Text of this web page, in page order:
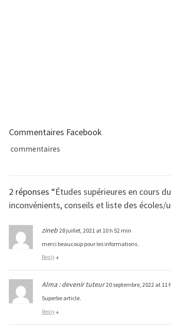
Commentaires Facebook
commentaires
2 réponses “Études supérieures en cours
inconvénients, conseils et liste des écoles/
zineb 28 juillet, 2021 at 10 h 52 min
merci beaucoup pour les informations .
Reply↓
Alma : devenir tuteur20 septembre, 2022 at 11
Superbe article.
Reply↓